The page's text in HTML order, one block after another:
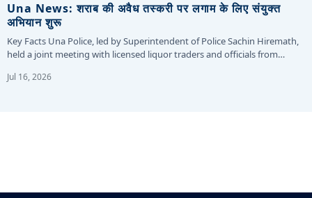
Una News: शराब की अवैध तस्करी पर लगाम के लिए संयुक्त
अभियान शुरू
Key Facts Una Police, led by Superintendent of Police Sachin Hiremath,
held a joint meeting with licensed liquor traders and officials from…
Jul 16, 2026